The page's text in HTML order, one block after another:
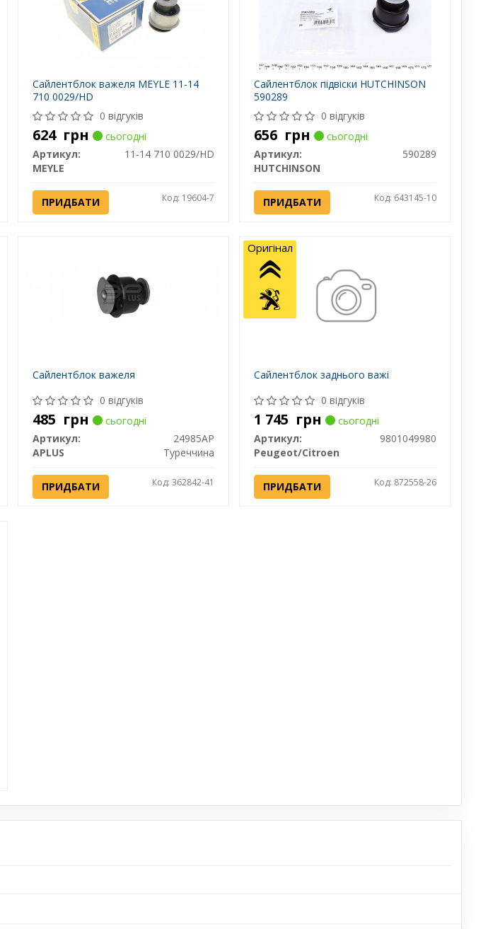
Сайлентблок важеля MEYLE 11-14
710 0029/HD
0 відгуків
624 грн
сьогодні
Артикул:
11-14 710 0029/HD
MEYLE
ПРИДБАТИ Код: 19604-7
Сайлентблок підвіски HUTCHINSON
590289
0 відгуків
656 грн
сьогодні
Артикул:
590289
HUTCHINSON
ПРИДБАТИ Код: 643145-10
Сайлентблок важеля
0 відгуків
485 грн
сьогодні
Артикул:
24985AP
APLUS
Туреччина
ПРИДБАТИ Код: 362842-41
Сайлентблок заднього важі
0 відгуків
1 745 грн
сьогодні
Артикул:
9801049980
Peugeot/Citroen
ПРИДБАТИ Код: 872558-26
Оригінал